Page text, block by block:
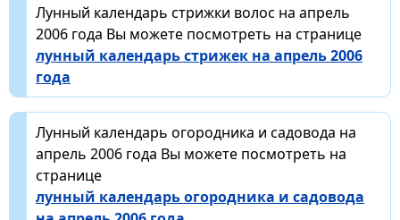
Лунный календарь стрижки волос на апрель
2006 года Вы можете посмотреть на странице
лунный календарь стрижек на апрель 2006
года
Лунный календарь огородника и садовода на
апрель 2006 года Вы можете посмотреть на
странице
лунный календарь огородника и садовода